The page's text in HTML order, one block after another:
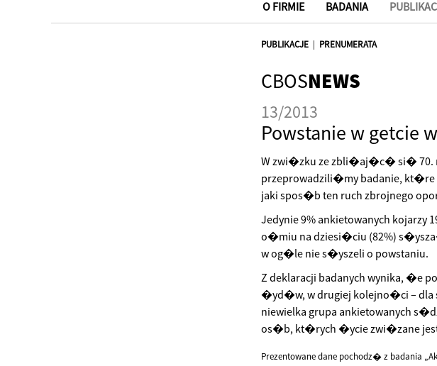
główna
O FIRMIE BADANIA
PUBLIKACJE | PRENUMERATA
CBOSNEWS
13/2013
Powstanie w getcie
W zwi�zku ze zbli�aj�c� si� 70.
przeprowadzili�my badanie, kt�re
jaki spos�b ten ruch zbrojnego
Jedynie 9% ankietowanych kojarzy
o�miu na dziesi�ciu (82%)
w og�le nie s�yszeli o powstaniu.
Z deklaracji badanych wynika, �e
�yd�w, w drugiej kolejno�ci – dla
niewielka grupa ankietowanych
os�b, kt�rych �ycie zwi�zane
Prezentowane dane pochodz� z badania